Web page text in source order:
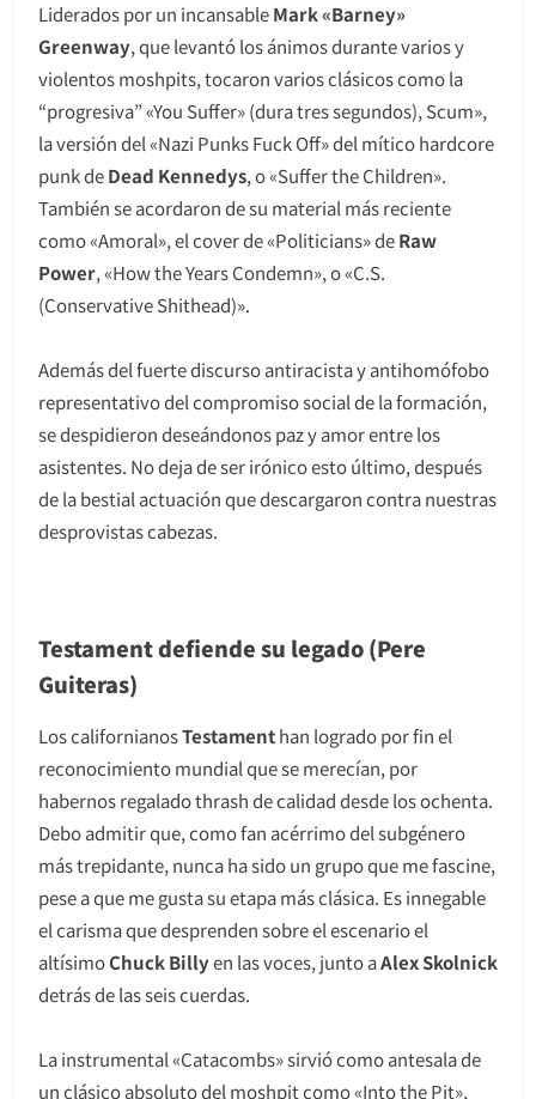
Liderados por un incansableMark «Barney»
Greenway, que levantó los ánimos durante varios y
violentos moshpits, tocaron varios clásicos como la
“progresiva” «You Suffer» (dura tres segundos), Scum»,
la versión del «Nazi Punks Fuck Off» del mítico hardcore
punk deDead Kennedys, o «Suffer the Children».
También se acordaron de su material más reciente
como «Amoral», el cover de «Politicians» deRaw
Power, «How the Years Condemn», o «C.S.
(Conservative Shithead)».
Además del fuerte discurso antiracista y antihomófobo
representativo del compromiso social de la formación,
se despidieron deseándonos paz y amor entre los
asistentes. No deja de ser irónico esto último, después
de la bestial actuación que descargaron contra nuestras
desprovistas cabezas.
Testament defiende su legado (Pere
Guiteras)
Los californianosTestamenthan logrado por fin el
reconocimiento mundial que se merecían, por
habernos regalado thrash de calidad desde los ochenta.
Debo admitir que, como fan acérrimo del subgénero
más trepidante, nunca ha sido un grupo que me fascine,
pese a que me gusta su etapa más clásica. Es innegable
el carisma que desprenden sobre el escenario el
altísimoChuck Billyen las voces, junto aAlex Skolnick
detrás de las seis cuerdas.
La instrumental «Catacombs» sirvió como antesala de
un clásico absoluto del moshpit como «Into the Pit»,